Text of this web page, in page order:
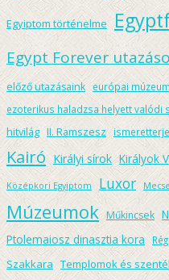
Egyiptom történelme
Egypt Forever
előző utazásaink
európai
ezoterikus haladzsa helyett valódi
hitvilág II. Ramszesz
Kairó Királyi sírok Királyok
Középkori Egyiptom Luxor
Múzeumok Műkincsek
Ptolemaiosz dinasztia kora
Szakkara Templomok és